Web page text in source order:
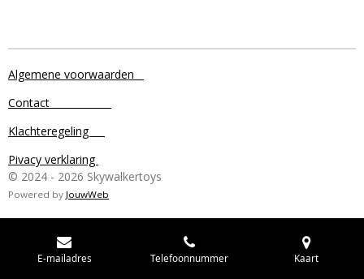
Algemene voorwaarden
Contact
Klachteregeling
Pivacy verklaring
© 2024 - 2026 Skywalkertoys
Powered by JouwWeb
E-mailadres Telefoonnummer Kaart